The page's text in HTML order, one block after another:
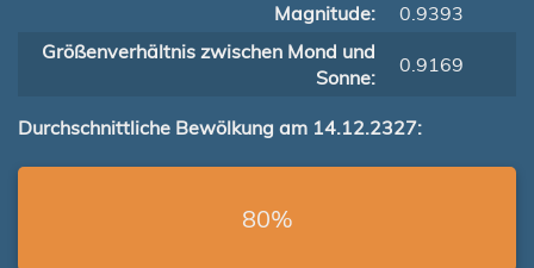
Magnitude:
0.9393
Größenverhältnis zwischen Mond und
Sonne:
0.9169
Durchschnittliche Bewölkung am 14.12.2327:
80%